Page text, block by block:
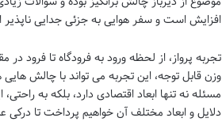
افزایش است و سفر هوایی به جزئی جدایی
تجربه پرواز، از لحظه ورود به فرودگاه تا فرود
وزن قابل توجه، این تجربه می تواند با چالش
مسئله نه تنها ابعاد اقتصادی دارد، بلکه به
دلایل و ابعاد مختلف آن خواهیم پرداخت تا